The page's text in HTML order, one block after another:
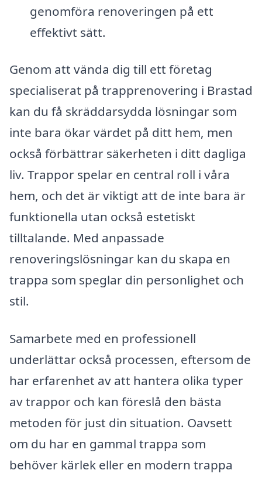
genomföra renoveringen på ett
effektivt sätt.
Genom att vända dig till ett företag
specialiserat på trapprenovering i Brastad
kan du få skräddarsydda lösningar som
inte bara ökar värdet på ditt hem, men
också förbättrar säkerheten i ditt dagliga
liv. Trappor spelar en central roll i våra
hem, och det är viktigt att de inte bara är
funktionella utan också estetiskt
tilltalande. Med anpassade
renoveringslösningar kan du skapa en
trappa som speglar din personlighet och
stil.
Samarbete med en professionell
underlättar också processen, eftersom de
har erfarenhet av att hantera olika typer
av trappor och kan föreslå den bästa
metoden för just din situation. Oavsett
om du har en gammal trappa som
behöver kärlek eller en modern trappa